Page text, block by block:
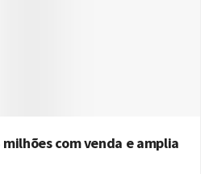
milhões com venda e amplia